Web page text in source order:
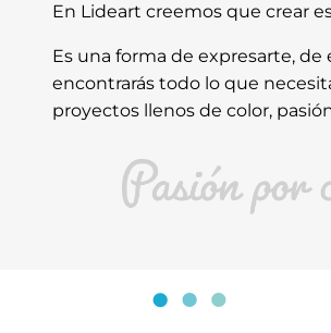
En Lideart creemos que crear
Es una forma de expresarte,
encontrarás todo lo que
proyectos llenos de color,